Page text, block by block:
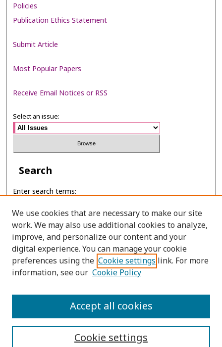
Policies
Publication Ethics Statement
Submit Article
Most Popular Papers
Receive Email Notices or RSS
Select an issue:
Search
Enter search terms:
Select context to search:
Advanced Search
PRINT ISSN: 0857-2143
We use cookies that are necessary to make our site
work. We may also use additional cookies to analyze,
improve, and personalize our content and your
digital experience. You can manage your cookie
preferences using the Cookie settings link. For more
information, see our Cookie Policy
Cookie settings
Accept all cookies